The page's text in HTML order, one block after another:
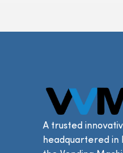
A trusted
headquartered in